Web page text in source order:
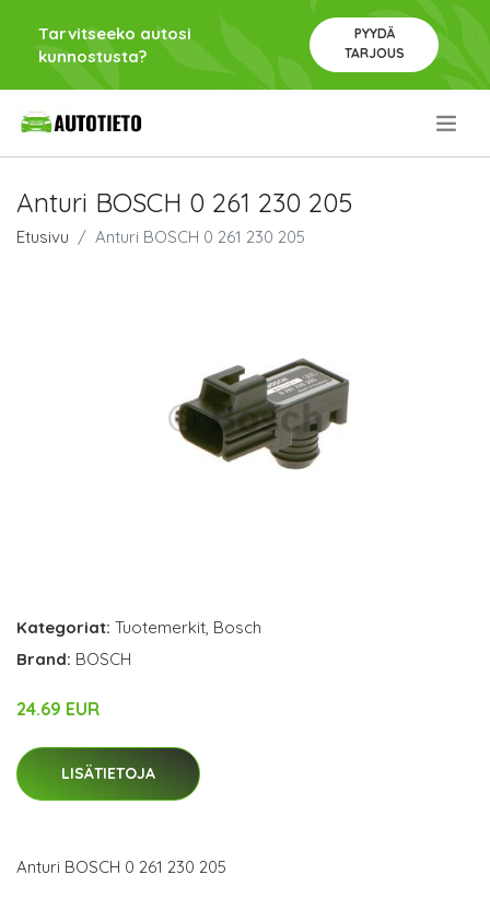
Tarvitseeko autosi
kunnostusta?
PYYDÄ
TARJOUS
Anturi BOSCH 0 261 230 205
Etusivu Anturi BOSCH 0 261 230 205
Kategoriat: Tuotemerkit, Bosch
Brand: BOSCH
24.69 EUR
LISÄTIETOJA
Anturi BOSCH 0 261 230 205